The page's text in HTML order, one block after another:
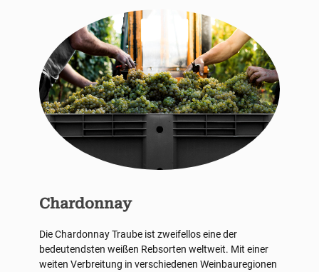
Chardonnay
Die Chardonnay Traube ist zweifellos eine der
bedeutendsten weißen Rebsorten weltweit. Mit einer
weiten Verbreitung in verschiedenen Weinbauregionen